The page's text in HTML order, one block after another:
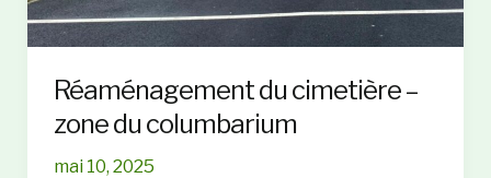
Réaménagement du cimetière –
zone du columbarium
mai 10, 2025